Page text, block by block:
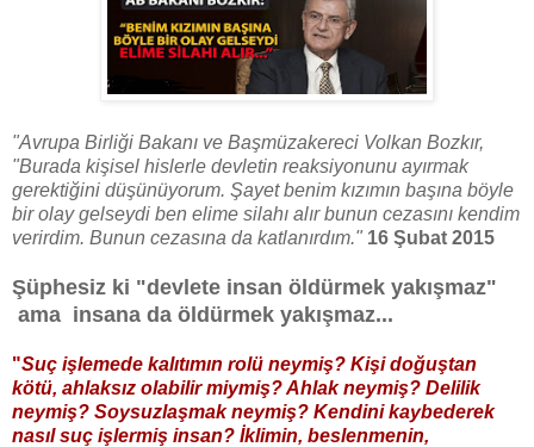
"Avrupa Birliği Bakanı ve Başmüzakereci Volkan Bozkır,
"Burada kişisel hislerle devletin reaksiyonunu ayırmak
gerektiğini düşünüyorum. Şayet benim kızımın başına böyle
bir olay gelseydi ben elime silahı alır bunun cezasını kendim
verirdim. Bunun cezasına da katlanırdım." 16 Şubat 2015
Şüphesiz ki "devlete insan öldürmek yakışmaz"
ama insana da öldürmek yakışmaz...
"Suç işlemede kalıtımın rolü neymiş? Kişi doğuştan
kötü, ahlaksız olabilir miymiş? Ahlak neymiş? Delilik
neymiş? Soysuzlaşmak neymiş? Kendini kaybederek
nasıl suç işlermiş insan? İklimin, beslenmenin,